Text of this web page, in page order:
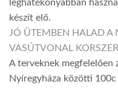
leghatékonyabban
készít elő.
JÓ ÜTEMBEN HALAD
VASÚTVONAL
A terveknek megfelelően
Nyíregyháza közötti